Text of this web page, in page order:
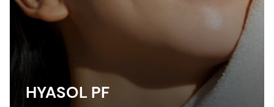
HYASOL PF